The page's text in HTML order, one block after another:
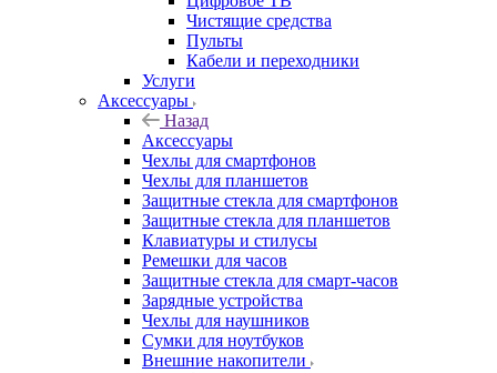
Чистящие средства
Пульты
Кабели и переходники
Услуги
Аксессуары
Назад
Аксессуары
Чехлы для смартфонов
Чехлы для планшетов
Защитные стекла для смартфонов
Защитные стекла для планшетов
Клавиатуры и стилусы
Ремешки для часов
Защитные стекла для смарт-часов
Зарядные устройства
Чехлы для наушников
Сумки для ноутбуков
Внешние накопители